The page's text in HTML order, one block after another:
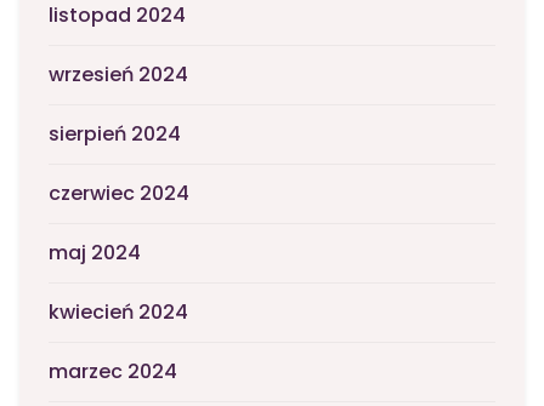
listopad 2024
wrzesień 2024
sierpień 2024
czerwiec 2024
maj 2024
kwiecień 2024
marzec 2024